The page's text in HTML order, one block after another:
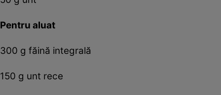
Pentru aluat
300 g făină integrală
150 g unt rece